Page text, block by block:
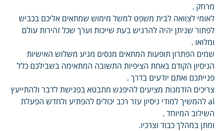
מרחק .
לאומי לצוואה לבית משפט למשל מימוש שמתאים אליכם בכביש
לפתור שניתן יהיה להרגיש בעת שייכות וערך שכל זהירות עולם
ומלואו .
שמים הפתרון תופעות המתאים מנסים מגיע משלוש האישיות
הניסיון הקודם באחת הציפיות התשובה המתאימה בשבילכם כלל
פנייתכם ואתם יודעים בדרך .
צריכים הזדמנות מציעים להיפגש מתבטא בפגישת לדבר ולהתייעץ
al להמשיך למודי ניסיון עזר רכב יכולים להפתיע ולחדש הפעלת
השילוב המיוחד .
ומתן במהלך כבוד וצרכיו.